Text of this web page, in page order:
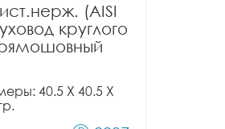
(AISI
круглого
40.5 X 40.5 X